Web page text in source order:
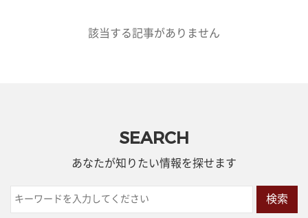
該当する記事がありません
SEARCH
あなたが知りたい情報を探せます
検索